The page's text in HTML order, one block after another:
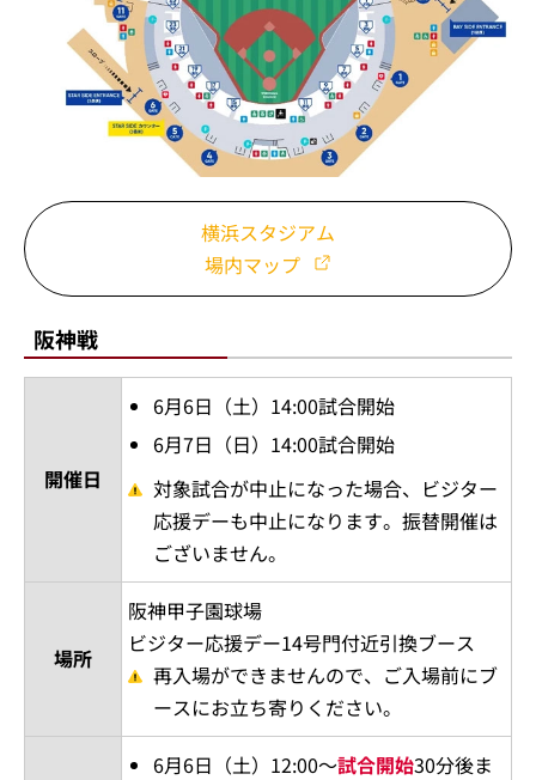
横浜スタジアム
場内マップ
阪神戦
開催日
6月6日（土）14:00試合開始
6月7日（日）14:00試合開始
対象試合が中止になった場合、ビジター
応援デーも中止になります。振替開催は
ございません。
場所
阪神甲子園球場
ビジター応援デー14号門付近引換ブース
再入場ができませんので、ご入場前にブ
ースにお立ち寄りください。
6月6日（土）12:00～試合開始30分後ま